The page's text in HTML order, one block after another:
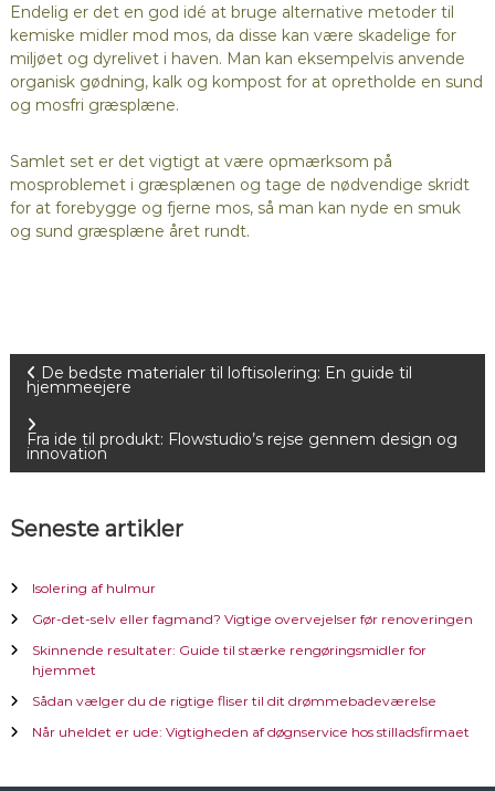
Endelig er det en god idé at bruge alternative metoder til
kemiske midler mod mos, da disse kan være skadelige for
miljøet og dyrelivet i haven. Man kan eksempelvis anvende
organisk gødning, kalk og kompost for at opretholde en sund
og mosfri græsplæne.
Samlet set er det vigtigt at være opmærksom på
mosproblemet i græsplænen og tage de nødvendige skridt
for at forebygge og fjerne mos, så man kan nyde en smuk
og sund græsplæne året rundt.
n
d
l
æ
g
n
a
De bedste materialer til loftisolering: En guide til
hjemmeejere
Fra ide til produkt: Flowstudio’s rejse gennem design og
innovation
Seneste artikler
Isolering af hulmur
Gør-det-selv eller fagmand? Vigtige overvejelser før renoveringen
Skinnende resultater: Guide til stærke rengøringsmidler for
hjemmet
Sådan vælger du de rigtige fliser til dit drømmebadeværelse
Når uheldet er ude: Vigtigheden af døgnservice hos stilladsfirmaet